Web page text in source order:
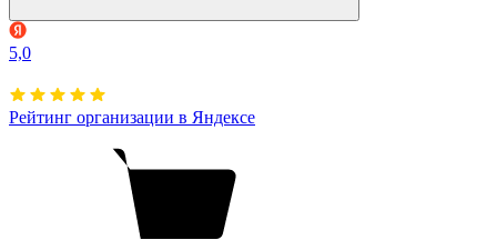
5,0
Рейтинг организации в Яндексе